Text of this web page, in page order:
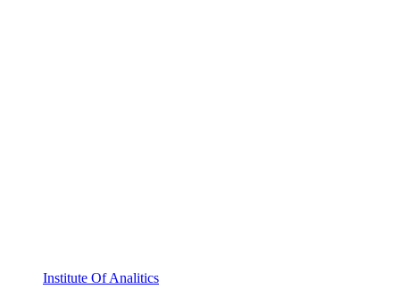
Institute Of Analitics